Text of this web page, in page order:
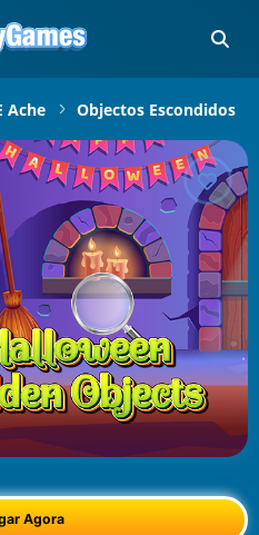
Ache Objectos Escondidos
Agora